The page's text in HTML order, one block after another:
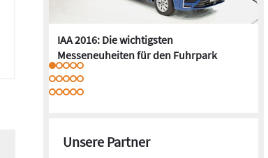
IAA 2016: Die wichtigsten
Messeneuheiten für den Fuhrpark
Unsere Partner